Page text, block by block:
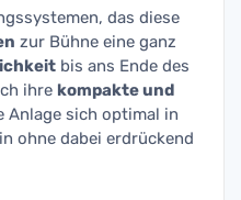
das diese
zur Bühne eine ganz
bis ans Ende des
ihre kompakte und
Anlage sich optimal in
ohne dabei erdrückend